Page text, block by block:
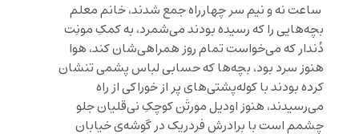
ساعت نه ‌و نیم سر چهارراه جمع شدند، خانم معلم
بچه‌هایی را که رسیده بودند می‌شمرد، به کمکِ مونِت
دُندار که می‌خواست تمام روز همراهی‌شان کند، هوا
هنوز سرد بود، بچه‌ها که حسابی لباس پشمی تنشان
کرده بودند با کوله‌پشتی‌های پر از خوراکی از راه
می‌رسیدند، هنوز اودیل مورتَن کوچکِ نی‌قلیان جلو
چشمم است با برادرش فردریک در گوشه‌ی خیابان